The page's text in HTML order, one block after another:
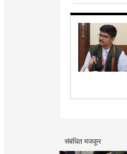
संबंधित मजकूर